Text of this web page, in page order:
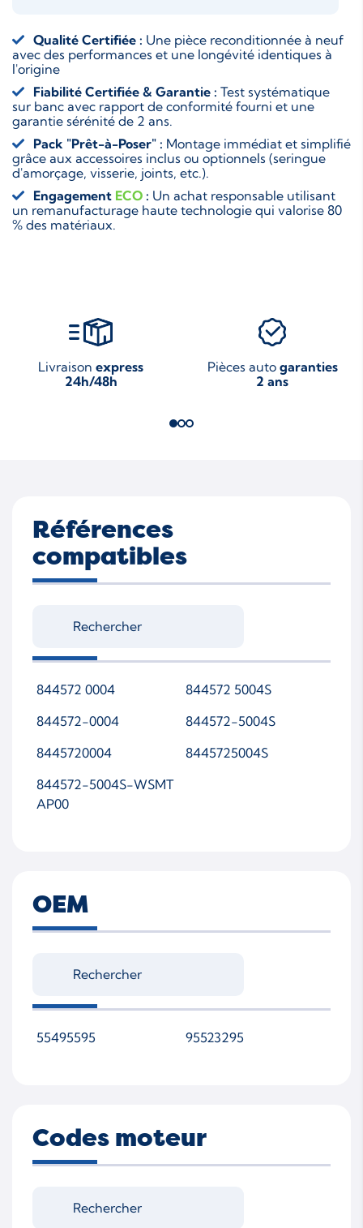
Qualité Certifiée : Une pièce reconditionnée à neuf
avec des performances et une longévité identiques à
l'origine
Fiabilité Certifiée & Garantie : Test systématique
sur banc avec rapport de conformité fourni et une
garantie sérénité de 2 ans.
Pack "Prêt-à-Poser" : Montage immédiat et simplifié
grâce aux accessoires inclus ou optionnels (seringue
d'amorçage, visserie, joints, etc.).
Engagement ECO : Un achat responsable utilisant
un remanufacturage haute technologie qui valorise 80
% des matériaux.
Livraison express
24h/48h
Pièces auto garanties
2 ans
Références
compatibles
844572 0004
844572 5004S
844572-0004
844572-5004S
8445720004
8445725004S
844572-5004S-WSMT
AP00
OEM
55495595 95523295
Codes moteur